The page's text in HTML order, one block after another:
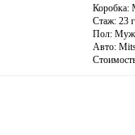
Стаж: 23
Пол:
Авто: